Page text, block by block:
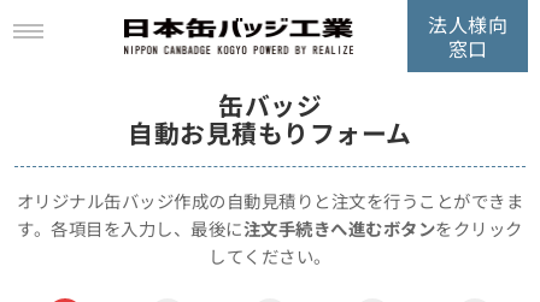
法人様向
窓口
缶バッジ
自動お見積もりフォーム
オリジナル缶バッジ作成の自動見積りと注文を行うことができま
す。各項目を入力し、最後に注文手続きへ進むボタンをクリック
してください。